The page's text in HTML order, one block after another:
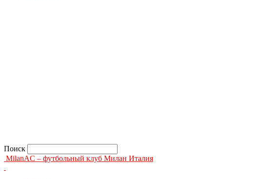
Поиск
MilanAC – футбольный клуб Милан Италия